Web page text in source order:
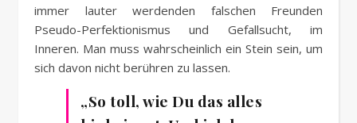
immer lauter werdenden falschen Freunden
Pseudo-Perfektionismus und Gefallsucht, im
Inneren. Man muss wahrscheinlich ein Stein sein, um
sich davon nicht berühren zu lassen.
„So toll, wie Du das alles